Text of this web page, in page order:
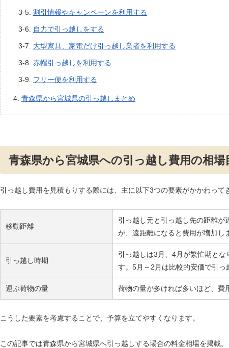
割引情報やキャンペーンを利用する
自力で引っ越しをする
大型家具、家電だけ引っ越し業者を利用する
赤帽引っ越しを利用する
フリー便を利用する
青森県から宮城県の引っ越しまとめ
青森県から宮城県への引っ越し費用の相場
引っ越し費用を見積もりする際には、主に以下3つの要素がかかわって
移動距離
引っ越し元と引っ越し先の距離が
が、遠距離になると費用が増加し
引っ越し時期
引っ越しは3月、4月が繁忙期と
す。5月～2月は比較的安価で引っ
運ぶ荷物の量 荷物の量が多ければ多いほど、費
こうした要素を考慮することで、予算を立てやすくなります。
この記事では青森県から宮城県へ引っ越しする場合の料金相場を掲載。